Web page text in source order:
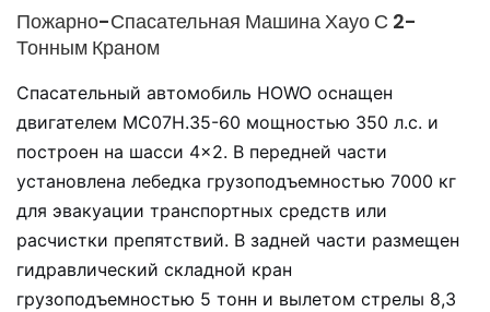
Пожарно-Спасательная Машина Хауо С 2-
Тонным Краном
Спасательный автомобиль HOWO оснащен
двигателем MC07H.35-60 мощностью 350 л.с. и
построен на шасси 4×2. В передней части
установлена лебедка грузоподъемностью 7000 кг
для эвакуации транспортных средств или
расчистки препятствий. В задней части размещен
гидравлический складной кран
грузоподъемностью 5 тонн и вылетом стрелы 8,3